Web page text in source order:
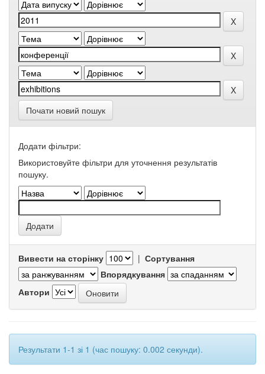
Почати новий пошук
Додати фільтри:
Використовуйте фільтри для уточнення результатів
пошуку.
Вивести на сторінку | Сортування
Впорядкування
Автори
Результати 1-1 зі 1 (час пошуку: 0.002 секунди).